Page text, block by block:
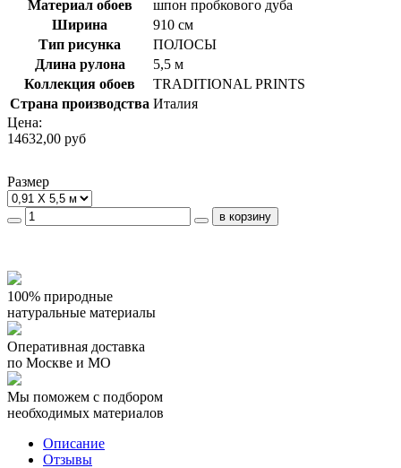
Материал обоев
шпон пробкового дуба
Ширина
910 см
Тип рисунка
ПОЛОСЫ
Длина рулона
5,5 м
Коллекция обоев
TRADITIONAL PRINTS
Страна производства Италия
Цена:
14632,00 руб
Размер
100% природные
натуральные материалы
Оперативная доставка
по Москве и МО
Мы поможем с подбором
необходимых материалов
Описание
Отзывы